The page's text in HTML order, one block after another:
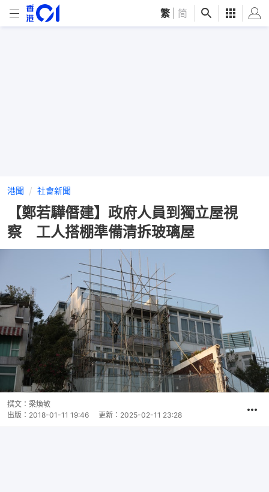
繁 简
港聞 社會新聞
【鄭若驊僭建】政府人員到獨立屋視
察 工人搭棚準備清拆玻璃屋
撰文： 梁煥敏
出版： 2018-01-11 19:46 更新： 2025-02-11 23:28